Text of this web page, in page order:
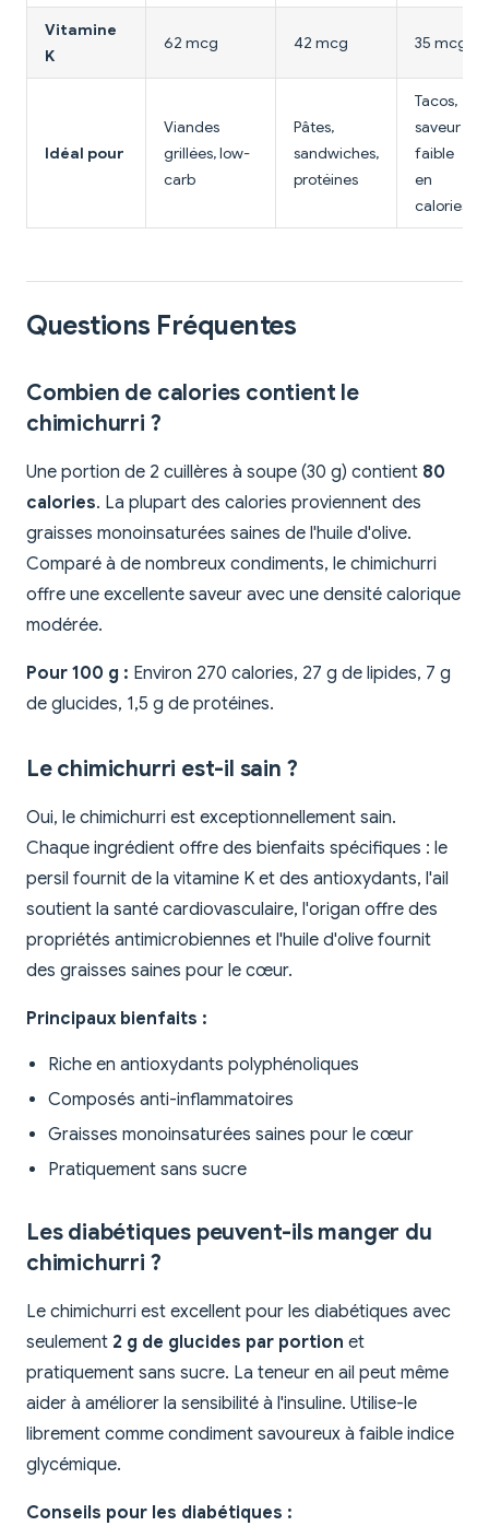
Vitamine
K
62 mcg 42 mcg 35 mcg
Idéal pour
Viandes
grillées, low-
carb
Pâtes,
sandwiches,
protéines
Tacos,
saveur
faible
en
calories
Questions Fréquentes
Combien de calories contient le
chimichurri ?
Une portion de 2 cuillères à soupe (30 g) contient 80
calories. La plupart des calories proviennent des
graisses monoinsaturées saines de l'huile d'olive.
Comparé à de nombreux condiments, le chimichurri
offre une excellente saveur avec une densité calorique
modérée.
Pour 100 g : Environ 270 calories, 27 g de lipides, 7 g
de glucides, 1,5 g de protéines.
Le chimichurri est-il sain ?
Oui, le chimichurri est exceptionnellement sain.
Chaque ingrédient offre des bienfaits spécifiques : le
persil fournit de la vitamine K et des antioxydants, l'ail
soutient la santé cardiovasculaire, l'origan offre des
propriétés antimicrobiennes et l'huile d'olive fournit
des graisses saines pour le cœur.
Principaux bienfaits :
Riche en antioxydants polyphénoliques
Composés anti-inflammatoires
Graisses monoinsaturées saines pour le cœur
Pratiquement sans sucre
Les diabétiques peuvent-ils manger du
chimichurri ?
Le chimichurri est excellent pour les diabétiques avec
seulement 2 g de glucides par portion et
pratiquement sans sucre. La teneur en ail peut même
aider à améliorer la sensibilité à l'insuline. Utilise-le
librement comme condiment savoureux à faible indice
glycémique.
Conseils pour les diabétiques :